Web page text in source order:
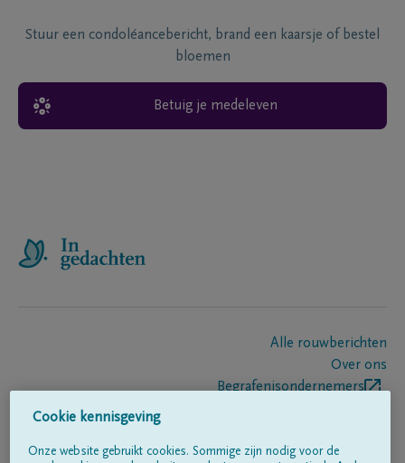
Stuur een condoléancebericht, brand een kaarsje of bestel
bloemen
Betuig je medeleven
Alle rouwberichten
Over ons
Begrafenisondernemers
Cookie kennisgeving
Onze website gebruikt cookies. Sommige zijn nodig voor de